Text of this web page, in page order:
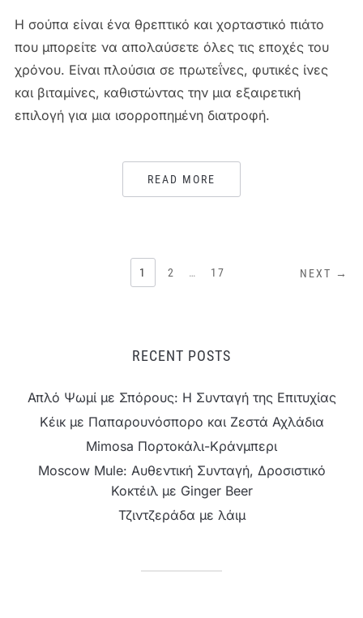
Η σούπα είναι ένα θρεπτικό και χορταστικό πιάτο
που μπορείτε να απολαύσετε όλες τις εποχές του
χρόνου. Είναι πλούσια σε πρωτεΐνες, φυτικές ίνες
και βιταμίνες, καθιστώντας την μια εξαιρετική
επιλογή για μια ισορροπημένη διατροφή.
READ MORE
ΣΕΛΙΔΟΠΟΊΗΣΗ
1 2 … 17 NEXT →
RECENT POSTS
Απλό Ψωμί με Σπόρους: Η Συνταγή της Επιτυχίας
Κέικ με Παπαρουνόσπορο και Ζεστά Αχλάδια
Mimosa Πορτοκάλι-Κράνμπερι
Moscow Mule: Αυθεντική Συνταγή, Δροσιστικό
Κοκτέιλ με Ginger Beer
Τζιντζεράδα με λάιμ